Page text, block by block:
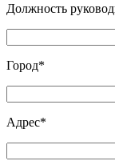
Должность
Город*
Адрес*